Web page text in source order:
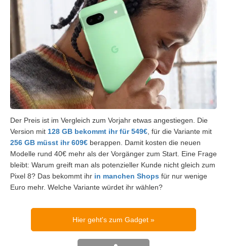
Der Preis ist im Vergleich zum Vorjahr etwas angestiegen. Die
Version mit 128 GB bekommt ihr für 549€, für die Variante mit
256 GB müsst ihr 609€ berappen. Damit kosten die neuen
Modelle rund 40€ mehr als der Vorgänger zum Start. Eine Frage
bleibt: Warum greift man als potenzieller Kunde nicht gleich zum
Pixel 8? Das bekommt ihr in manchen Shops für nur wenige
Euro mehr. Welche Variante würdet ihr wählen?
Hier geht's zum Gadget